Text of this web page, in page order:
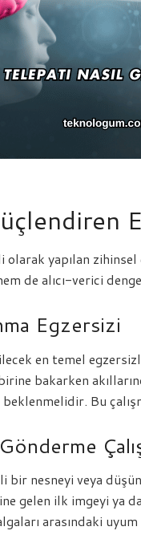
olarak yapılan
de alıcı-verici
Egzersizi
en temel
bakarken
Bu
nesneyi veya
gelen ilk imgeyi
arasındaki